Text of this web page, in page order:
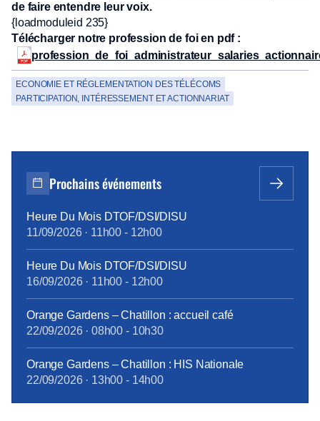
de faire entendre leur voix.
{loadmoduleid 235}
Télécharger notre profession de foi en pdf :
ECONOMIE ET RÉGLEMENTATION DES TÉLÉCOMS
PARTICIPATION, INTÉRESSEMENT ET ACTIONNARIAT
Prochains événements
Heure Du Mois DTOF/DSI/DISU
11/09/2026· 11h00 - 12h00
Heure Du Mois DTOF/DSI/DISU
16/09/2026· 11h00 - 12h00
Orange Gardens – Chatillon : accueil café
22/09/2026· 08h00 - 10h30
Orange Gardens – Chatillon : HIS Nationale
22/09/2026· 13h00 - 14h00